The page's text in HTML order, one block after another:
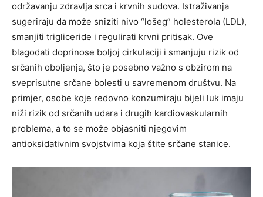
održavanju zdravlja srca i krvnih sudova. Istraživanja
sugeriraju da može sniziti nivo “lošeg” holesterola (LDL),
smanjiti trigliceride i regulirati krvni pritisak. Ove
blagodati doprinose boljoj cirkulaciji i smanjuju rizik od
srčanih oboljenja, što je posebno važno s obzirom na
sveprisutne srčane bolesti u savremenom društvu. Na
primjer, osobe koje redovno konzumiraju bijeli luk imaju
niži rizik od srčanih udara i drugih kardiovaskularnih
problema, a to se može objasniti njegovim
antioksidativnim svojstvima koja štite srčane stanice.